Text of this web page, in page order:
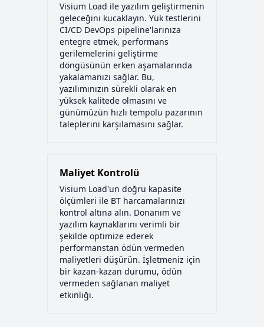
Visium Load ile yazılım geliştirmenin
geleceğini kucaklayın. Yük testlerini
CI/CD DevOps pipeline'larınıza
entegre etmek, performans
gerilemelerini geliştirme
döngüsünün erken aşamalarında
yakalamanızı sağlar. Bu,
yazılımınızın sürekli olarak en
yüksek kalitede olmasını ve
günümüzün hızlı tempolu pazarının
taleplerini karşılamasını sağlar.
Maliyet Kontrolü
Visium Load'un doğru kapasite
ölçümleri ile BT harcamalarınızı
kontrol altına alın. Donanım ve
yazılım kaynaklarını verimli bir
şekilde optimize ederek
performanstan ödün vermeden
maliyetleri düşürün. İşletmeniz için
bir kazan-kazan durumu, ödün
vermeden sağlanan maliyet
etkinliği.